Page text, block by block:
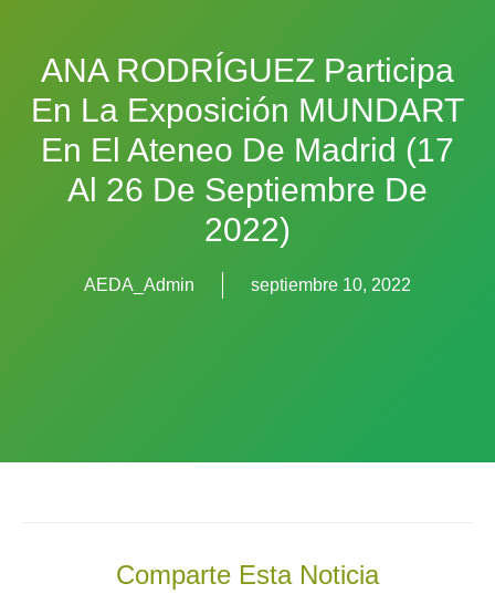
ANA RODRÍGUEZ Participa
En La Exposición MUNDART
En El Ateneo De Madrid (17
Al 26 De Septiembre De
2022)
AEDA_Admin septiembre 10, 2022
Comparte Esta Noticia